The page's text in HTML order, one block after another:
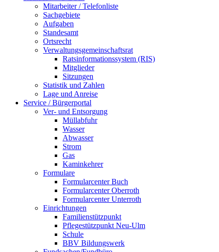
Mitarbeiter / Telefonliste
Sachgebiete
Aufgaben
Standesamt
Ortsrecht
Verwaltungsgemeinschaftsrat
Ratsinformationssystem (RIS)
Mitglieder
Sitzungen
Statistik und Zahlen
Lage und Anreise
Service / Bürgerportal
Ver- und Entsorgung
Müllabfuhr
Wasser
Abwasser
Strom
Gas
Kaminkehrer
Formulare
Formularcenter Buch
Formularcenter Oberroth
Formularcenter Unterroth
Einrichtungen
Familienstützpunkt
Pflegestützpunkt Neu-Ulm
Schule
BBV Bildungswerk